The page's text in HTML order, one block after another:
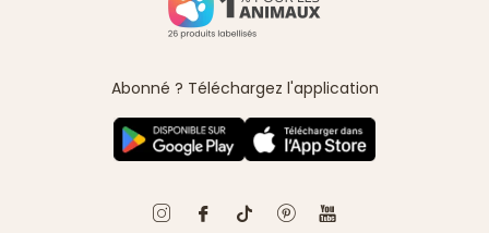
Abonné ? Téléchargez l'application